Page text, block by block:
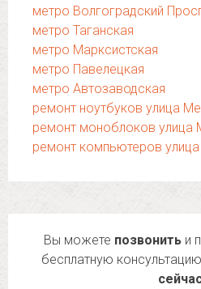
метро Волгоградский
метро Таганская
метро Марксистская
метро Павелецкая
метро Автозаводская
ремонт ноутбуков улица
ремонт моноблоков улица
ремонт компьютеров
Вы можете позвонить и
бесплатную